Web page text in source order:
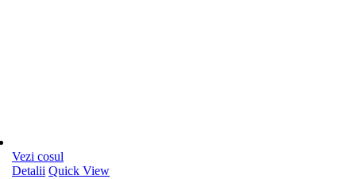
Vezi cosul
Detalii Quick View